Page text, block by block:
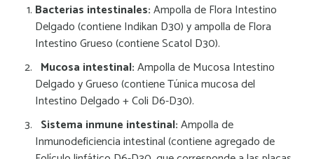
Bacterias intestinales:Ampolla de Flora Intestino
Delgado (contiene Indikan D30) y ampolla de Flora
Intestino Grueso (contiene Scatol D30).
Mucosa intestinal:Ampolla de Mucosa Intestino
Delgado y Grueso (contiene Túnica mucosa del
Intestino Delgado + Coli D6-D30).
Sistema inmune intestinal:Ampolla de
Inmunodeficiencia intestinal (contiene agregado de